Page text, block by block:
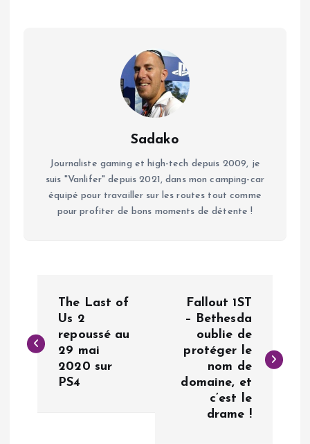
Sadako
Journaliste gaming et high-tech depuis 2009, je
suis "Vanlifer" depuis 2021, dans mon camping-car
équipé pour travailler sur les routes tout comme
pour profiter de bons moments de détente !
v
The Last of
Us 2
repoussé au
29 mai
2020 sur
PS4
Fallout 1ST
– Bethesda
oublie de
protéger le
nom de
domaine, et
c’est le
drame !